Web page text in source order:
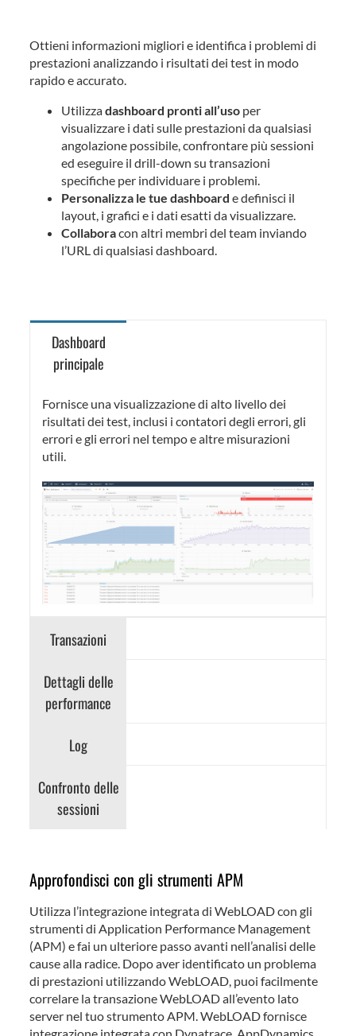
Ottieni informazioni migliori e identifica i problemi di
prestazioni analizzando i risultati dei test in modo
rapido e accurato.
Utilizzadashboard pronti all’uso per
visualizzare i dati sulle prestazioni da qualsiasi
angolazione possibile, confrontare più sessioni
ed eseguire il drill-down su transazioni
specifiche per individuare i problemi.
Personalizza le tue dashboard e definisci il
layout, i grafici e i dati esatti da visualizzare.
Collaboracon altri membri del team inviando
l’URL di qualsiasi dashboard.
Dashboard
principale
Fornisce una visualizzazione di alto livello dei
risultati dei test, inclusi i contatori degli errori, gli
errori e gli errori nel tempo e altre misurazioni
utili.
Transazioni
Dettagli delle
performance
Log
Confronto delle
sessioni
Approfondisci con gli strumenti APM
Utilizza l’integrazione integrata di WebLOAD con gli
strumenti di Application Performance Management
(APM) e fai un ulteriore passo avanti nell’analisi delle
cause alla radice. Dopo aver identificato un problema
di prestazioni utilizzando WebLOAD, puoi facilmente
correlare la transazione WebLOAD all’evento lato
server nel tuo strumento APM. WebLOAD fornisce